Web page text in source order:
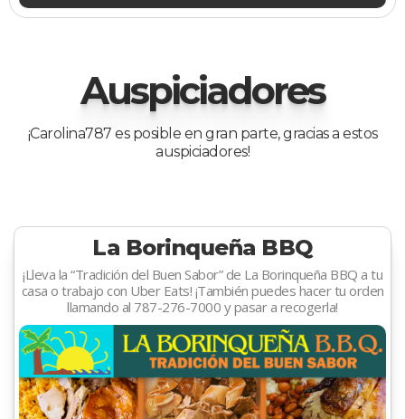
Auspiciadores
¡Carolina787 es posible en gran parte, gracias a estos
auspiciadores!
La Borinqueña BBQ
¡Lleva la “Tradición del Buen Sabor” de La Borinqueña BBQ a tu
casa o trabajo con Uber Eats! ¡También puedes hacer tu orden
llamando al 787-276-7000 y pasar a recogerla!